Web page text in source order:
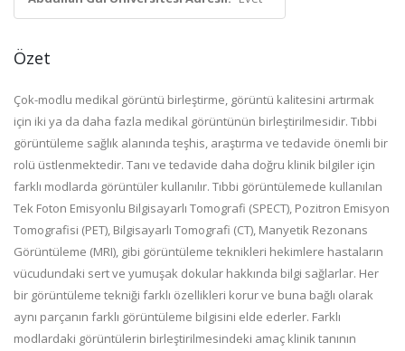
Özet
Çok-modlu medikal görüntü birleştirme, görüntü kalitesini artırmak
için iki ya da daha fazla medikal görüntünün birleştirilmesidir. Tıbbi
görüntüleme sağlık alanında teşhis, araştırma ve tedavide önemli bir
rolü üstlenmektedir. Tanı ve tedavide daha doğru klinik bilgiler için
farklı modlarda görüntüler kullanılır. Tıbbi görüntülemede kullanılan
Tek Foton Emisyonlu Bilgisayarlı Tomografi (SPECT), Pozitron Emisyon
Tomografisi (PET), Bilgisayarlı Tomografi (CT), Manyetik Rezonans
Görüntüleme (MRI), gibi görüntüleme teknikleri hekimlere hastaların
vücudundaki sert ve yumuşak dokular hakkında bilgi sağlarlar. Her
bir görüntüleme tekniği farklı özellikleri korur ve buna bağlı olarak
aynı parçanın farklı görüntüleme bilgisini elde ederler. Farklı
modlardaki görüntülerin birleştirilmesindeki amaç klinik tanının